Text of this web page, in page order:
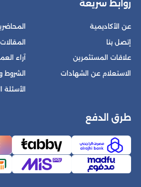
روابط سريعة
عن الأكاديمية
إتصل بنا
علاقات المستثمرين
الاستعلام عن الشهادات
المقالات
آراء
الشروط
الأسئلة
طرق الدفع